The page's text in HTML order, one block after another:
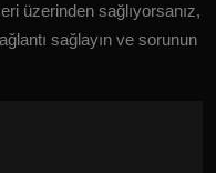
üzerinden sağlıyorsanız,
sağlayın ve sorunun